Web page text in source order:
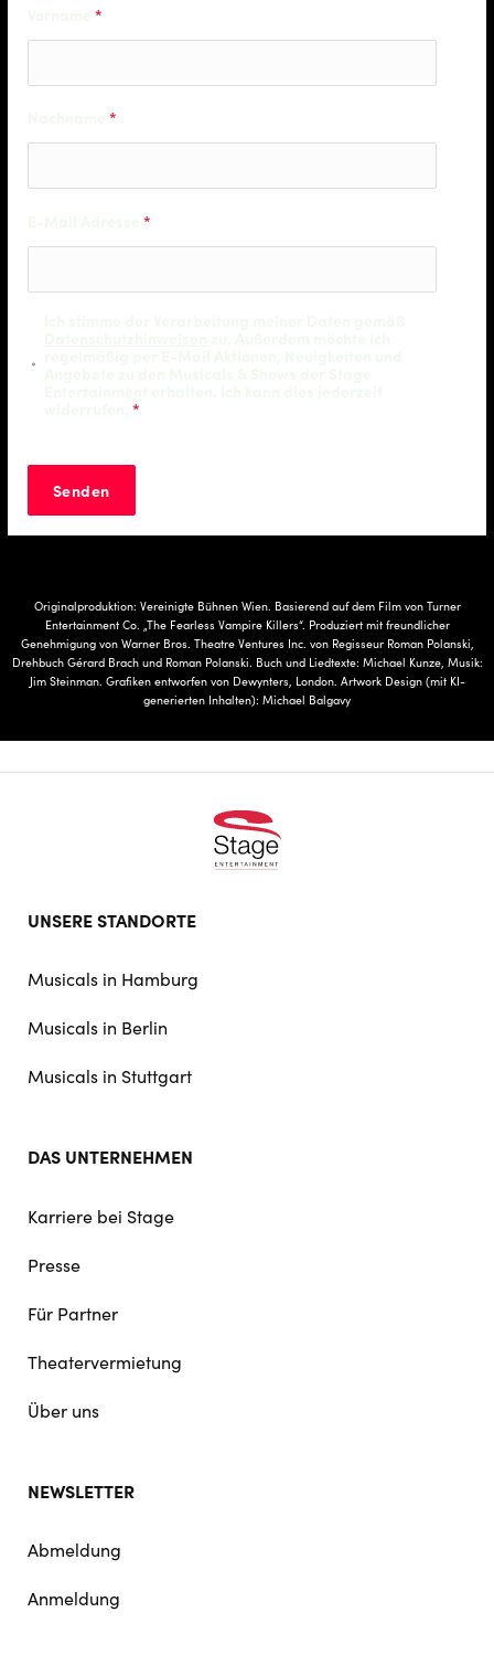
*
*
*
*
Originalproduktion: Vereinigte Bühnen Wien. Basierend auf dem Film von Turner
Entertainment Co. „The Fearless Vampire Killers“. Produziert mit freundlicher
Genehmigung von Warner Bros. Theatre Ventures Inc. von Regisseur Roman Polanski,
Drehbuch Gérard Brach und Roman Polanski. Buch und Liedtexte: Michael Kunze, Musik:
Jim Steinman. Grafiken entworfen von Dewynters, London. Artwork Design (mit KI-
generierten Inhalten): Michael Balgavy
doormat
UNSERE STANDORTE
Musicals in Hamburg
Musicals in Berlin
Musicals in Stuttgart
DAS UNTERNEHMEN
Karriere bei Stage
Presse
Für Partner
Theatervermietung
Über uns
NEWSLETTER
Abmeldung
Anmeldung